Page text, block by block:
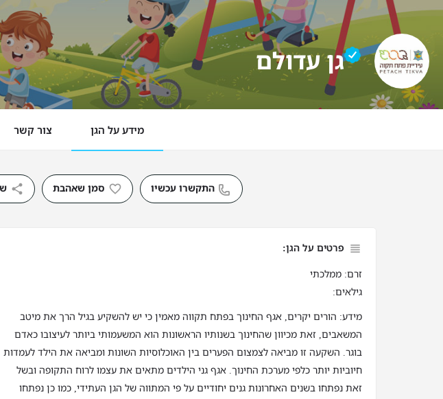
גן עדולם
מידע על הגן צור קשר
התקשרו עכשיו סמן שאהבת
פרטים על הגן:
זרם: ממלכתי
גילאים:
מידע: הורים יקרים, אגף החינוך בפתח תקווה מאמין כי יש להשקיע בגיל הרך את מיטב
המשאבים, זאת מכיוון שהחינוך בשנותיו הראשונות הוא המשעמותי ביותר לעיצובו כאדם
בוגר. השקעה זו מביאה לצמצום הפערים בין האוכלוסיות השונות ומביאה את הילד לעמדות
חיוביות יותר כלפי מערכת החינוך. אגף גני הילדים מתאים את עצמו לרוח התקופה ובשל
זאת נפתחו בשנים האחרונות גנים יחודיים על פי המתווה של הגן העתידי, כמו כן נפתחו